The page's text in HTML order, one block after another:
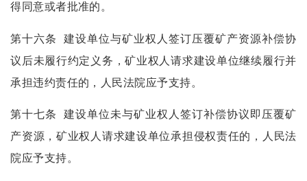
得同意或者批准的。
第十六条
建设单位与矿业权人签订压覆矿产资源补偿协
议后未履行约定义务，矿业权人请求建设单位继续履行并
承担违约责任的，人民法院应予支持。
第十七条
建设单位未与矿业权人签订补偿协议即压覆矿
产资源，矿业权人请求建设单位承担侵权责任的，人民法
院应予支持。